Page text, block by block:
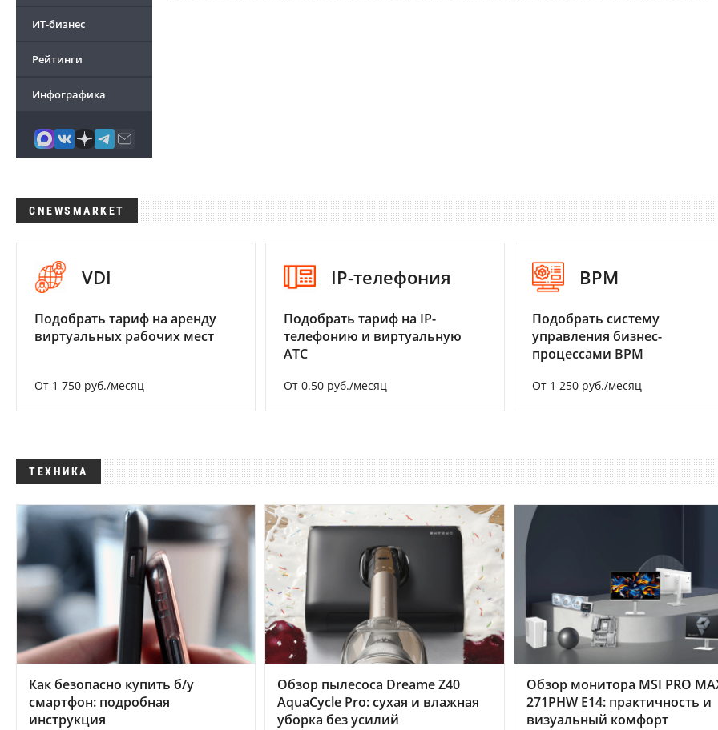
ИТ-бизнес
Рейтинги
Инфографика
CNEWSMARKET
VDI
Подобрать тариф на аренду
виртуальных рабочих мест
От 1 750 руб./месяц
IP-телефония
Подобрать тариф на IP-
телефонию и виртуальную
АТС
От 0.50 руб./месяц
BPM
Подобрать систему
управления бизнес-
процессами BPM
От 1 250 руб./месяц
ТЕХНИКА
Как безопасно купить б/у
смартфон: подробная
инструкция
Обзор пылесоса Dreame Z40
AquaCycle Pro: сухая и влажная
уборка без усилий
Обзор монитора MSI PRO
271PHW E14: практичность и
визуальный комфорт